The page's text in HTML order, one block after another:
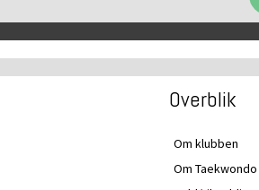
Overblik
Om klubben
Om Taekwondo